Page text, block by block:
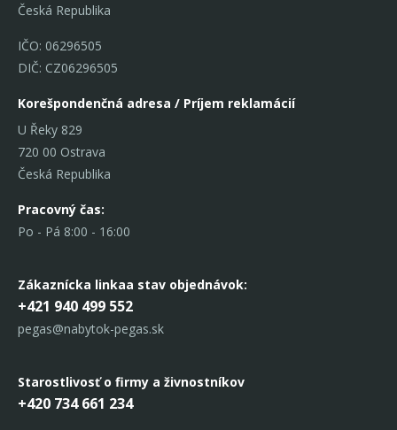
Česká Republika
IČO: 06296505
DIČ: CZ06296505
Korešpondenčná adresa / Príjem reklamácií
U Řeky 829
720 00 Ostrava
Česká Republika
Pracovný čas:
Po - Pá 8:00 - 16:00
Zákaznícka linkaa stav objednávok:
+421 940 499 552
pegas@nabytok-pegas.sk
Starostlivosť o firmy a živnostníkov
+420 734 661 234